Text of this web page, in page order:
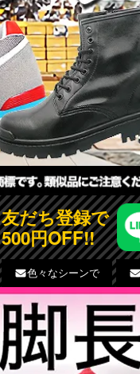
友だち登録で
500円OFF!!
色々なシーンで